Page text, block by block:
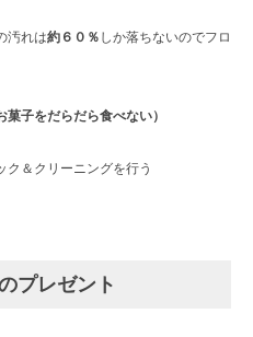
汚れは約６０％ しか落ちないのでフロ
菓子をだらだら食べない）
ク＆クリーニングを行う
プレゼント